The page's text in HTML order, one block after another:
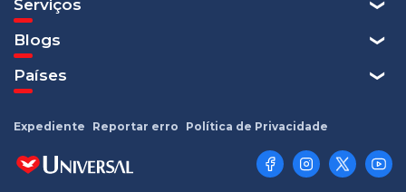
Serviços
Blogs
Países
Expediente Reportar erro Política de Privacidade